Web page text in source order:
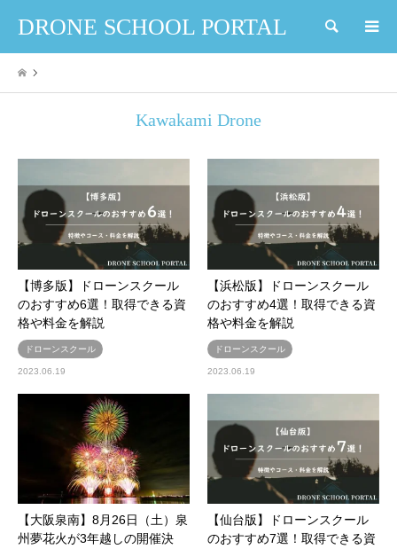
DRONE SCHOOL PORTAL 検索
Kawakami Drone
【博多版】ドローンスクール
のおすすめ6選！取得できる資
格や料金を解説
ドローンスクール
2023.06.19
【浜松版】ドローンスクール
のおすすめ4選！取得できる資
格や料金を解説
ドローンスクール
2023.06.19
【大阪泉南】8月26日（土）泉
州夢花火が3年越しの開催決
【仙台版】ドローンスクール
のおすすめ7選！取得できる資